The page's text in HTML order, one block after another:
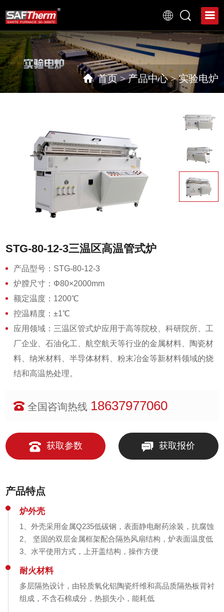
首页>产品中心>实验电炉
STG-80-12-3三温区高温管式炉
产品型号：STG-80-12-3
炉膛尺寸：Φ80×2000mm
额定温度：1200℃
控温精度：±1℃
应用领域：三温区管式炉应用于高等院校、科研院所、工
厂企业、石油化工、航空航天等行业的金属材料、陶瓷材
料、纳米材料、半导体材料、粉末冶金等新材料领域的烧
结和高温热处理。
全国咨询热线 18637977060
获取参数 获取报价
产品特点
炉外壳
1、外壳采用金属Q235低碳钢，表面静电耐药涂装，抗腐蚀
2、 坚固的双层金属框架配合隔热风扇结构，炉表面温度低
3、水平使用方式，上开盖结构，操作方便
耐火材料
多层隔热设计，由轻质氧化铝陶瓷纤维和高品质隔热板背衬
组成，不含石棉成分，热损失小，能耗低